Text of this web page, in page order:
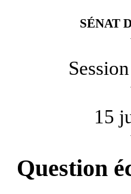
SÉNAT
15
Question